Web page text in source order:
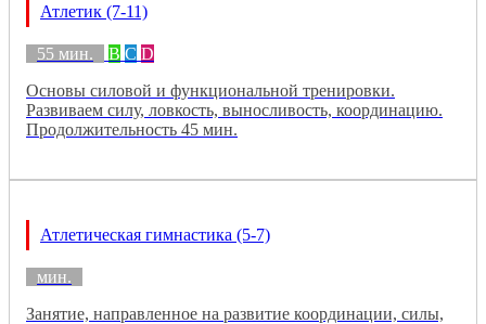
Атлетик (7-11)
55 мин. B C D
Основы силовой и функциональной тренировки.
Развиваем силу, ловкость, выносливость, координацию.
Продолжительность 45 мин.
Атлетическая гимнастика (5-7)
мин.
Занятие, направленное на развитие координации, силы,